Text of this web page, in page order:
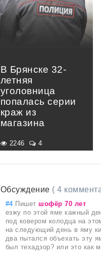
В Брянске 32-
летняя
уголовница
попалась серии
краж из
магазина
2246 4
Обсуждение ( 4
#4 Пишет шофёр 70 лет
езжу по этой яме кажный
под ковером колодца на
на следующий день в яму
два пытался объехать эту
был техадзор? или это как